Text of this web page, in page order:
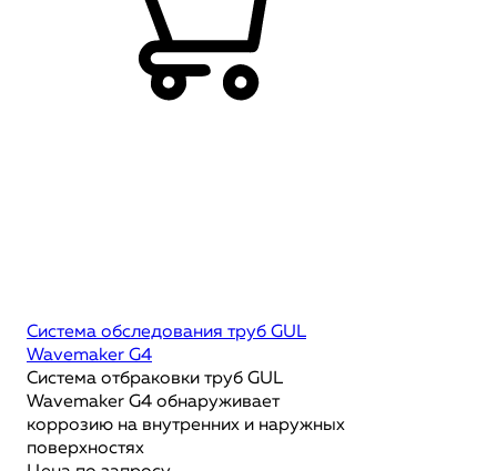
Система обследования труб GUL
Wavemaker G4
Система отбраковки труб GUL
Wavemaker G4 обнаруживает
коррозию на внутренних и наружных
поверхностях